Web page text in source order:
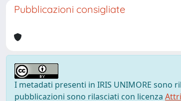
Pubblicazioni consigliate
I metadati presenti in IRIS UNIMORE sono
pubblicazioni sono rilasciati con licenza